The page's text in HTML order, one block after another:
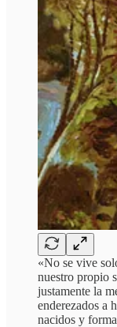
«No se vive
nuestro propio
justamente la
enderezados a
nacidos y